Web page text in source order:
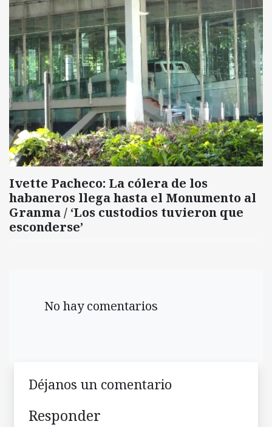
Ivette Pacheco: La cólera de los
habaneros llega hasta el Monumento al
Granma / ‘Los custodios tuvieron que
esconderse’
No hay comentarios
Déjanos un comentario
Responder